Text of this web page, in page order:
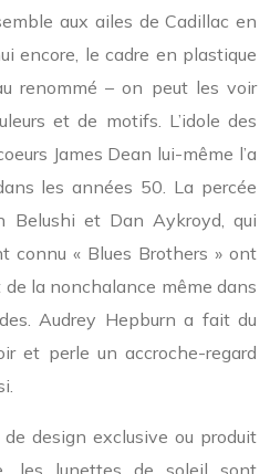
aux ailes de Cadillac en
encore, le cadre en plastique
renommé – on peut les voir
et de motifs. L’idole des
James Dean lui-même l’a
les années 50. La percée
Belushi et Dan Aykroyd, qui
connu « Blues Brothers » ont
la nonchalance même dans
Audrey Hepburn a fait du
et perle un accroche-regard
design exclusive ou produit
les lunettes de soleil sont